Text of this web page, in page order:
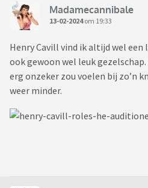
Madamecannibale
13-02-2024om 19:33
Henry Cavill vind ik altijd wel
ook gewoon wel leuk
erg onzeker zou voelen bij zo’n
weer minder.